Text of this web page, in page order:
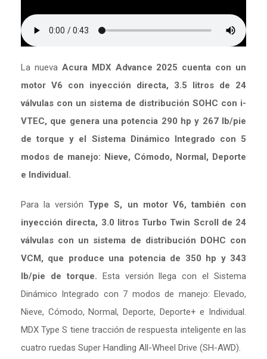
La nueva Acura MDX Advance 2025 cuenta con un
motor V6 con inyección directa, 3.5 litros de 24
válvulas con un sistema de distribución SOHC con i-
VTEC, que genera una potencia 290 hp y 267 lb/pie
de torque y el Sistema Dinámico Integrado con 5
modos de manejo: Nieve, Cómodo, Normal, Deporte
e Individual.
Para la versión Type S, un motor V6, también con
inyección directa, 3.0 litros Turbo Twin Scroll de 24
válvulas con un sistema de distribución DOHC con
VCM, que produce una potencia de 350 hp y 343
lb/pie de torque. Esta versión llega con el Sistema
Dinámico Integrado con 7 modos de manejo: Elevado,
Nieve, Cómodo, Normal, Deporte, Deporte+ e Individual.
MDX Type S tiene tracción de respuesta inteligente en las
cuatro ruedas Super Handling All-Wheel Drive (SH-AWD).